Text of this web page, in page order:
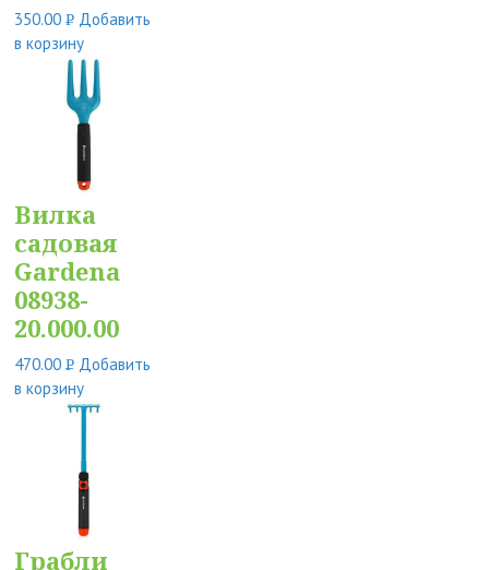
350.00Р
УБ.
Добавить
в корзину
Вилка
садовая
Gardena
08938-
20.000.00
470.00Р
УБ.
Добавить
в корзину
Грабли